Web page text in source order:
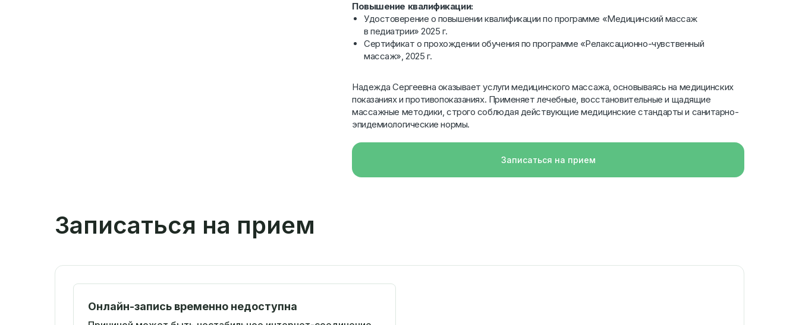
Повышение квалификации:
Удостоверение о повышении квалификации по программе «Медицинский массаж
в педиатрии» 2025 г.
Сертификат о прохождении обучения по программе «Релаксационно-чувственный
массаж», 2025 г.
Надежда Сергеевна оказывает услуги медицинского массажа, основываясь на медицинских
показаниях и противопоказаниях. Применяет лечебные, восстановительные и щадящие
массажные методики, строго соблюдая действующие медицинские стандарты и санитарно-
эпидемиологические нормы.
Записаться на прием
Записаться на прием
Онлайн-запись временно недоступна